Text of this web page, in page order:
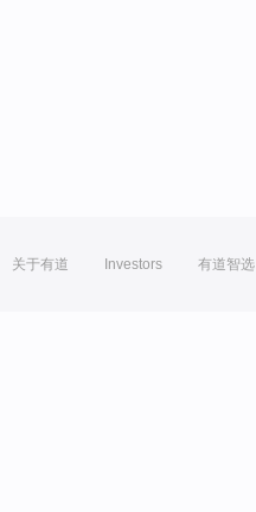
关于有道 Investors 有道智选